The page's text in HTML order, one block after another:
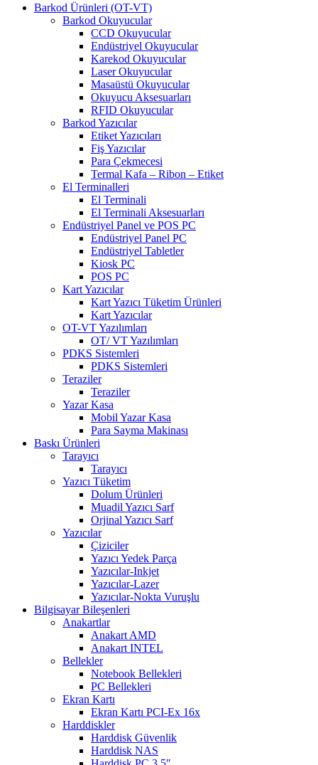
Barkod Ürünleri (OT-VT)
Barkod Okuyucular
CCD Okuyucular
Endüstriyel Okuyucular
Karekod Okuyucular
Laser Okuyucular
Masaüstü Okuyucular
Okuyucu Aksesuarları
RFID Okuyucular
Barkod Yazıcılar
Etiket Yazıcıları
Fiş Yazıcılar
Para Çekmecesi
Termal Kafa – Ribon – Etiket
El Terminalleri
El Terminali
El Terminali Aksesuarları
Endüstriyel Panel ve POS PC
Endüstriyel Panel PC
Endüstriyel Tabletler
Kiosk PC
POS PC
Kart Yazıcılar
Kart Yazıcı Tüketim Ürünleri
Kart Yazıcılar
OT-VT Yazılımları
OT/ VT Yazılımları
PDKS Sistemleri
PDKS Sistemleri
Teraziler
Teraziler
Yazar Kasa
Mobil Yazar Kasa
Para Sayma Makinası
Baskı Ürünleri
Tarayıcı
Tarayıcı
Yazıcı Tüketim
Dolum Ürünleri
Muadil Yazıcı Sarf
Orjinal Yazıcı Sarf
Yazıcılar
Çiziciler
Yazıcı Yedek Parça
Yazıcılar-Inkjet
Yazıcılar-Lazer
Yazıcılar-Nokta Vuruşlu
Bilgisayar Bileşenleri
Anakartlar
Anakart AMD
Anakart INTEL
Bellekler
Notebook Bellekleri
PC Bellekleri
Ekran Kartı
Ekran Kartı PCI-Ex 16x
Harddiskler
Harddisk Güvenlik
Harddisk NAS